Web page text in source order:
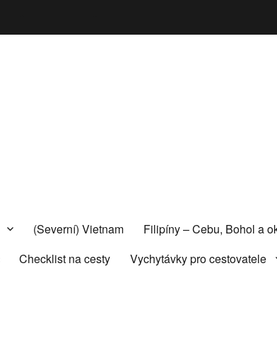
(Severní) Vietnam
Filipíny – Cebu, Bohol a
Checklist na cesty
Vychytávky pro cestovatele